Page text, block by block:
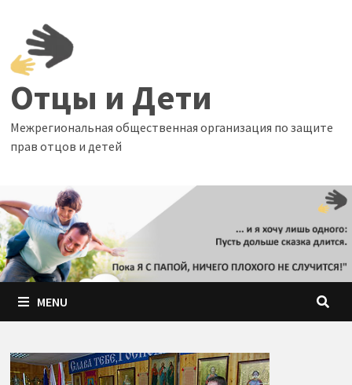
content
Отцы и Дети
Межрегиональная общественная организация по защите
прав отцов и детей
MENU